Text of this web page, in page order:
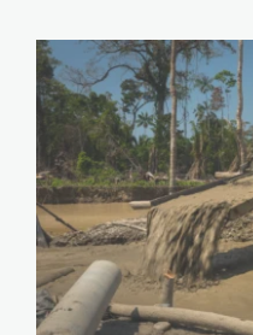
Minería
SPDA.jpg